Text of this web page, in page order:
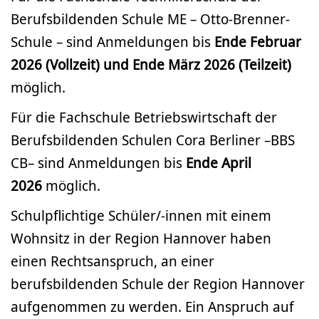
Berufsbildenden Schule ME – Otto-Brenner-
Schule – sind Anmeldungen bis Ende Februar
2026 (Vollzeit) und Ende März 2026 (Teilzeit)
möglich.
Für die Fachschule Betriebswirtschaft der
Berufsbildenden Schulen Cora Berliner –BBS
CB– sind Anmeldungen bis Ende April
2026 möglich.
Schulpflichtige Schüler/-innen mit einem
Wohnsitz in der Region Hannover haben
einen Rechtsanspruch, an einer
berufsbildenden Schule der Region Hannover
aufgenommen zu werden. Ein Anspruch auf